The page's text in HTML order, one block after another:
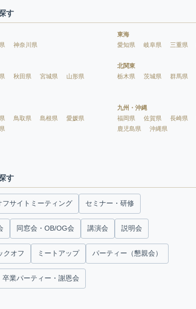
す
神奈川県
東海
愛知県
岐阜県 三重県
秋田県 宮城県
山形県
北関東
栃木県
茨城県 群馬県
鳥取県 島根県
愛媛県
九州・沖縄
福岡県
佐賀県 長崎県
鹿児島県
沖縄県
す
フサイトミーティング セミナー・研修
同窓会・OB/OG会 講演会 説明会
クオフ ミートアップ パーティー（懇親会）
卒業パーティー・謝恩会